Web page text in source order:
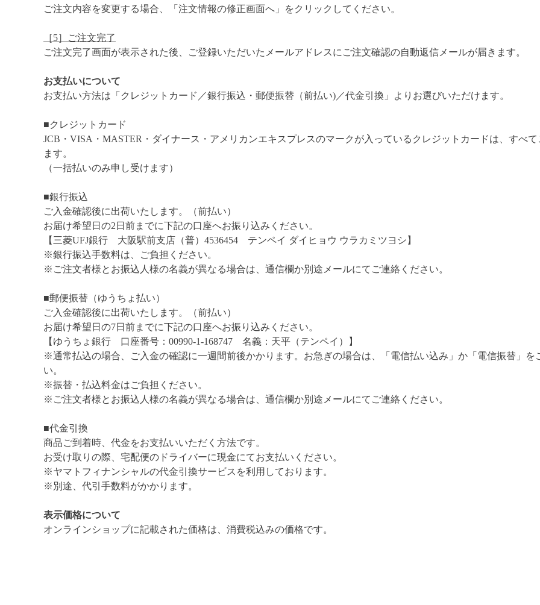
ご注文内容を変更する場合、「注文情報の修正画面へ」をクリックしてください。
［5］ご注文完了
ご注文完了画面が表示された後、ご登録いただいたメールアドレスにご注文確認の自動返信メールが届きます。
お支払いについて
お支払い方法は「クレジットカード／銀行振込・郵便振替（前払い)／代金引換」よりお選びいただけます。
■クレジットカード
JCB・VISA・MASTER・ダイナース・アメリカンエキスプレスのマークが入っているクレジットカードは、すべ
ます。
（一括払いのみ申し受けます）
■銀行振込
ご入金確認後に出荷いたします。（前払い）
お届け希望日の2日前までに下記の口座へお振り込みください。
【三菱UFJ銀行 大阪駅前支店（普）4536454 テンペイ ダイヒョウ ウラカミツヨシ】
※銀行振込手数料は、ご負担ください。
※ご注文者様とお振込人様の名義が異なる場合は、通信欄か別途メールにてご連絡ください。
■郵便振替（ゆうちょ払い）
ご入金確認後に出荷いたします。（前払い）
お届け希望日の7日前までに下記の口座へお振り込みください。
【ゆうちょ銀行 口座番号：00990-1-168747 名義：天平（テンペイ）】
※通常払込の場合、ご入金の確認に一週間前後かかります。お急ぎの場合は、「電信払い込み」か「電信振替」を
い。
※振替・払込料金はご負担ください。
※ご注文者様とお振込人様の名義が異なる場合は、通信欄か別途メールにてご連絡ください。
■代金引換
商品ご到着時、代金をお支払いいただく方法です。
お受け取りの際、宅配便のドライバーに現金にてお支払いください。
※ヤマトフィナンシャルの代金引換サービスを利用しております。
※別途、代引手数料がかかります。
表示価格について
オンラインショップに記載された価格は、消費税込みの価格です。